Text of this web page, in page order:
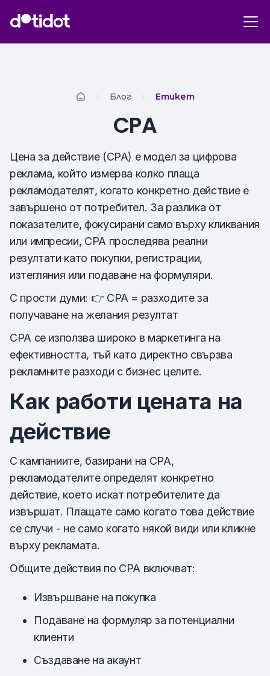
Блог Етикет
CPA
Цена за действие (CPA) е модел за цифрова
реклама, който измерва колко плаща
рекламодателят, когато конкретно действие е
завършено от потребител. За разлика от
показателите, фокусирани само върху кликвания
или импресии, CPA проследява реални
резултати като покупки, регистрации,
изтегляния или подаване на формуляри.
С прости думи: 👉 CPA = разходите за
получаване на желания резултат
CPA се използва широко в маркетинга на
ефективността, тъй като директно свързва
рекламните разходи с бизнес целите.
Как работи цената на
действие
С кампаниите, базирани на CPA,
рекламодателите определят конкретно
действие, което искат потребителите да
извършат. Плащате само когато това действие
се случи - не само когато някой види или кликне
върху рекламата.
Общите действия по CPA включват:
Извършване на покупка
Подаване на формуляр за потенциални
клиенти
Създаване на акаунт